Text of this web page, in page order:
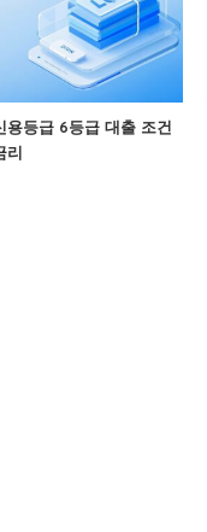
용등급 6등급 대출 조건
리